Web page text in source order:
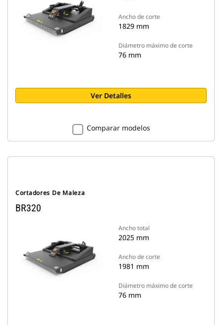
Ancho de corte
1829 mm
Diámetro máximo de corte
76 mm
Ver Detalles
Comparar modelos
Cortadores De Maleza
BR320
Ancho total
2025 mm
Ancho de corte
1981 mm
Diámetro máximo de corte
76 mm